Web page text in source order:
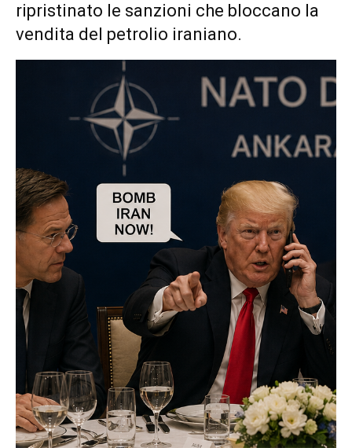
ripristinato le sanzioni che bloccano la
vendita del petrolio iraniano.